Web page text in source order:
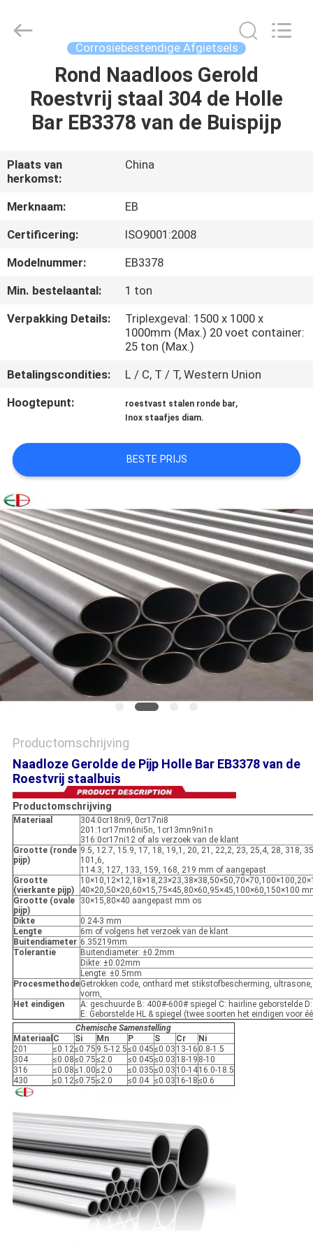
PRODUCTEN
VIDEOS
ONGEVEER
ONS
KWALITEITSCONTROLE
CONTACTEER
VERZOEK
OM
EEN
CITAAT
SITEMAP
PRIVACYBELEID
Casting
Corrosiebestendige Afgietsels
Rond Naadloos Gerold
Roestvrij staal 304 de Holle
Bar EB3378 van de Buispijp
Plaats van
herkomst:
China
Merknaam:
EB
Certificering:
ISO9001:2008
Modelnummer:
EB3378
Min. bestelaantal:
1 ton
Verpakking Details:
Triplexgeval: 1500 x 1000 x
1000mm (Max.) 20 voet container:
25 ton (Max.)
Betalingscondities:
L / C, T / T, Western Union
Hoogtepunt:
roestvast stalen ronde bar,
Inox staafjes diam.
BESTE PRIJS
Productomschrijving
Naadloze Gerolde de Pijp Holle Bar EB3378 van de
Roestvrij staalbuis
Productomschrijving
Materiaal
304:0cr18ni9, 0cr17ni8
201:1cr17mn6ni5n, 1cr13mn9ni1n
316:0cr17ni12 of als verzoek van de klant
Grootte (ronde
pijp)
9.5, 12.7, 15.9, 17, 18, 19,1, 20, 21, 22,2, 23, 25,4, 28, 318,
101,6,
114.3, 127, 133, 159, 168, 219 mm of aangepast
Grootte
(vierkante pijp)
40×20,50×20,60×15,75×45,80×60,95×45,100×60,150×100
Grootte (ovale
pijp)
30×15,80×40 aangepast mm os
Dikte
0.24-3 mm
Lengte
6m of volgens het verzoek van de klant
Buitendiameter 6.35219mm
Tolerantie
Buitendiameter: ±0.2mm
Dikte: ±0.02mm
Lengte: ±0.5mm
ProcesmethodeGetrokken code, onthard met stikstofbescherming,
vorm,
Het eindigen
A: geschuurde B: 400#-600# spiegel C: hairline geborstelde
E: Geborstelde HL & spiegel (twee soorten het eindigen voor
Chemische Samenstelling
Materiaal C Si Mn P S Cr
Ni
201
≤0.12≤0.75 9.5-12.5≤0.045≤0.03 13-16 0.8-1.5
304
≤0.08≤0.75≤2.0 ≤0.045≤0.03 18-19 8-10
316
≤0.08≤1.00≤2.0 ≤0.035≤0.03 10-1416.0-18.5
430
≤0.12≤0.75≤2.0 ≤0.04 ≤0.03 16-18≤0.6